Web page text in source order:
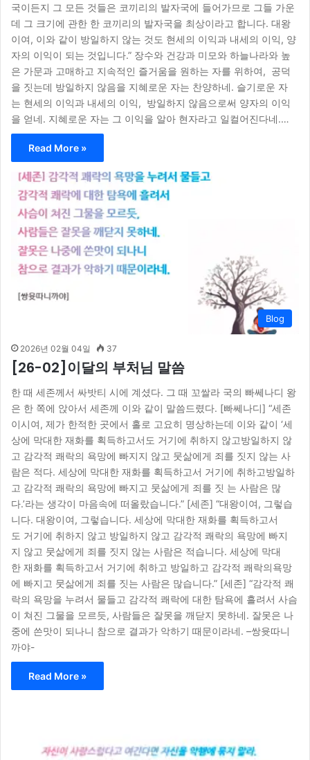
국이든지 그 모든 것들은 코끼리의 발자국에 들어가므로 그들 가운
데 그 크기에 관한 한 코끼리의 발자국을 최상이라고 합니다. 대왕
이여, 이와 같이 방일하지 않는 것도 현세의 이익과 내세의 이익, 양
자의 이익이 되는 것입니다.” 장수와 건강과 미모와 하늘나라와 높
은 가문과 고매하고 지속적인 즐거움을 원하는 자를 위하여, 공덕
을 짓는데 방일하지 않음을 지혜로운 자는 찬양하네. 슬기로운 자
는 현세의 이익과 내세의 이익, 방일하지 않음으로써 양자의 이익
을 얻네. 지혜로운 자는 그 이익을 알아 현자라고 일컬어진다네.…
Read More »
Blog
2026년 02월 04일 37
[26-02]이달의 부처님 말씀
한 때 세존께서 싸밧티 시에 계셨다. 그 때 꼬쌀라 국의 빠쎄나디 왕
은 한 쪽에 앉아서 세존께 이와 같이 말씀드렸다. [빠쎄나디] “세존
이시여, 제가 한적한 곳에서 홀로 고요히 명상하는데 이와 같이 ‘세
상에 막대한 재화를 획득하고서도 거기에 취하지 않고방일하지 않
고 감각적 쾌락의 욕망에 빠지지 않고 뭇삶에게 죄를 짓지 않는 사
람은 적다. 세상에 막대한 재화를 획득하고서 거기에 취하고방일하
고 감각적 쾌락의 욕망에 빠지고 뭇삶에게 죄를 짓 는 사람은 많
다.’라는 생각이 마음속에 떠올랐습니다.” [세존] “대왕이여, 그렇습
니다. 대왕이여, 그렇습니다. 세상에 막대한 재화를 획득하고서
도 거기에 취하지 않고 방일하지 않고 감각적 쾌락의 욕망에 빠지
지 않고 뭇삶에게 죄를 짓지 않는 사람은 적습니다. 세상에 막대
한 재화를 획득하고서 거기에 취하고 방일하고 감각적 쾌락의욕망
에 빠지고 뭇삶에게 죄를 짓는 사람은 많습니다.” [세존] “감각적 쾌
락의 욕망을 누려서 물들고 감각적 쾌락에 대한 탐욕에 흘려서 사슴
이 쳐진 그물을 모르듯, 사람들은 잘못을 깨닫지 못하네. 잘못은 나
중에 쓴맛이 되나니 참으로 결과가 악하기 때문이라네. –쌍윳따니
까야-
Read More »